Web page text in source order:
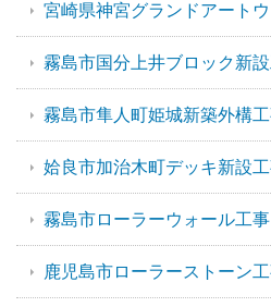
宮崎県神宮グランドアート
霧島市国分上井ブロック新
霧島市隼人町姫城新築外構
姶良市加治木町デッキ新設
霧島市ローラーウォール工事
鹿児島市ローラーストーン